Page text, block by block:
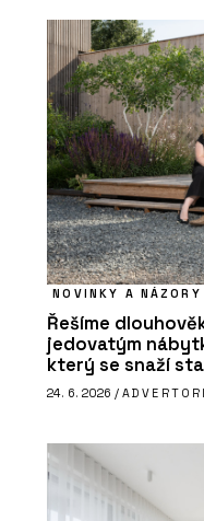
NOVINKY A NÁZORY
Řešíme
jedovatým
který se snaží
24. 6. 2026 /